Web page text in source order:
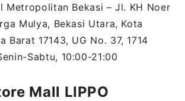
Metropolitan Bekasi – Jl. KH Noer
Mulya, Bekasi Utara, Kota
Barat 17143, UG No. 37, 1714
Sabtu, 10:00-21:00
Mall LIPPO